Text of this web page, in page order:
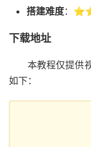
搭建难度：
下载地址
本教程仅提供
如下：